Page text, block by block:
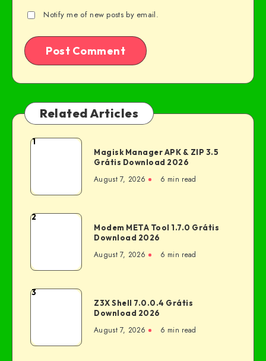
Notify me of new posts by email.
Related Articles
1
Magisk Manager APK & ZIP 3.5
Grátis Download 2026
August 7, 2026 6 min read
2
Modem META Tool 1.7.0 Grátis
Download 2026
August 7, 2026 6 min read
3
Z3X Shell 7.0.0.4 Grátis
Download 2026
August 7, 2026 6 min read